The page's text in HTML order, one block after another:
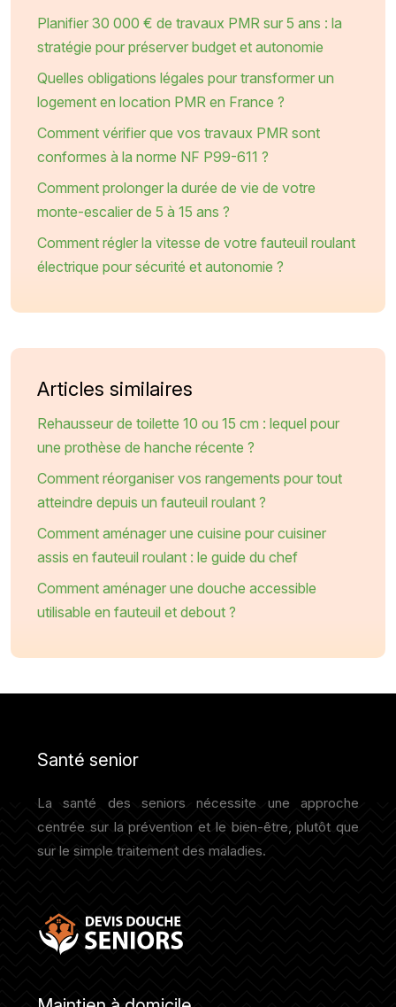
Planifier 30 000 € de travaux PMR sur 5 ans : la
stratégie pour préserver budget et autonomie
Quelles obligations légales pour transformer un
logement en location PMR en France ?
Comment vérifier que vos travaux PMR sont
conformes à la norme NF P99-611 ?
Comment prolonger la durée de vie de votre
monte-escalier de 5 à 15 ans ?
Comment régler la vitesse de votre fauteuil roulant
électrique pour sécurité et autonomie ?
Articles similaires
Rehausseur de toilette 10 ou 15 cm : lequel pour
une prothèse de hanche récente ?
Comment réorganiser vos rangements pour tout
atteindre depuis un fauteuil roulant ?
Comment aménager une cuisine pour cuisiner
assis en fauteuil roulant : le guide du chef
Comment aménager une douche accessible
utilisable en fauteuil et debout ?
Santé senior
La santé des seniors nécessite une approche
centrée sur la prévention et le bien-être, plutôt que
sur le simple traitement des maladies.